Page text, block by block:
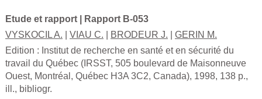
Etude et rapport
| Rapport B-053
VYSKOCIL A.
VIAU C. BRODEUR J.
GERIN M.
Edition : Institut de recherche en santé et en sécurité du
travail du Québec (IRSST, 505 boulevard de Maisonneuve
Ouest, Montréal, Québec H3A 3C2, Canada), 1998, 138 p.,
ill., bibliogr.